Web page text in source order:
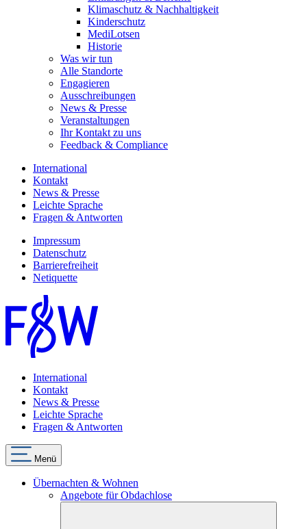
Klimaschutz & Nachhaltigkeit
Kinderschutz
MediLotsen
Historie
Was wir tun
Alle Standorte
Engagieren
Ausschreibungen
News & Presse
Veranstaltungen
Ihr Kontakt zu uns
Feedback & Compliance
International
Kontakt
News & Presse
Leichte Sprache
Fragen & Antworten
Impressum
Datenschutz
Barrierefreiheit
Netiquette
International
Kontakt
News & Presse
Leichte Sprache
Fragen & Antworten
Menü
Übernachten & Wohnen
Angebote für Obdachlose